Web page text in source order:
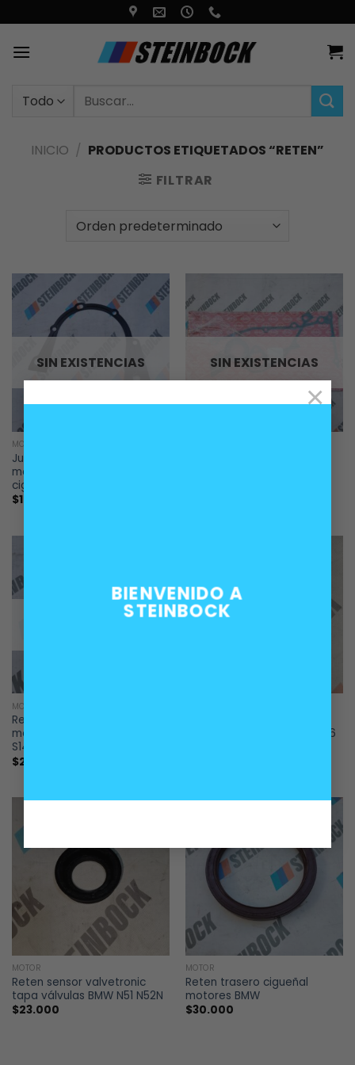
BIENVENIDO A
STEINBOCK
×
al
contenido
Buscar
INICIO / PRODUCTOS ETIQUETADOS “RETEN”
FILTRAR
SIN EXISTENCIAS
MOTOR
Junta empaquetadura
metálica portareten trasero
cigueñal motores BMW
$12.000
SIN EXISTENCIAS
MOTOR
Reten delantero cigueñal
motores BMW M42 M43 M44
S14
$20.000
tapa válvulas BMW N20 N46
MOTOR
Reten sensor valvetronic
tapa válvulas BMW N51 N52N
$23.000
MOTOR
Reten trasero cigueñal
motores BMW
$30.000